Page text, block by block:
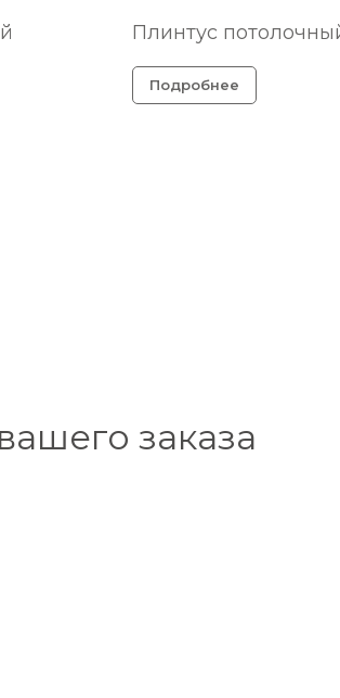
Плинтус
Подробнее
заказа